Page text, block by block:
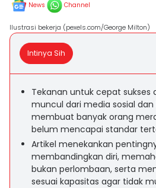
News Channel
Ilustrasi bekerja (pexels.com/George Milton)
Intinya Sih
Tekanan untuk cepat sukses
muncul dari media sosial dan
membuat banyak orang
belum mencapai standar
Artikel menekankan
membandingkan diri,
bukan perlombaan, serta
sesuai kapasitas agar tidak